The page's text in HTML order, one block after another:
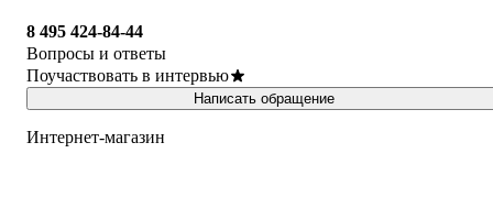
8 495 424-84-44
Вопросы и ответы
Поучаствовать в интервью
Написать обращение
Интернет-магазин